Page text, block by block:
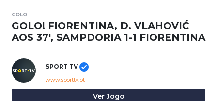
GOLO
GOLO! FIORENTINA, D. VLAHOVIĆ
AOS 37', SAMPDORIA 1-1 FIORENTINA
SPORT TV
www.sporttv.pt
Ver Jogo